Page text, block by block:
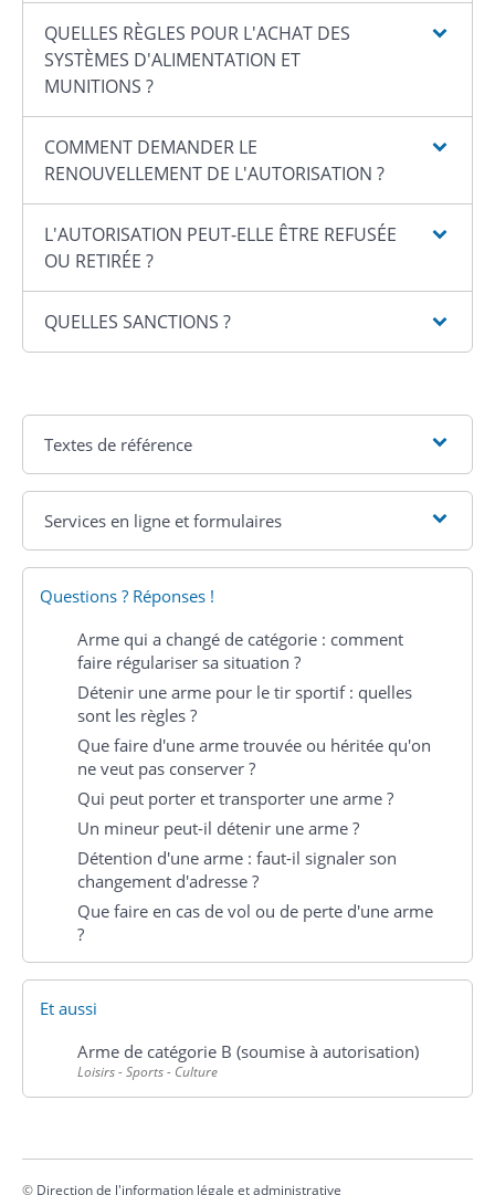
QUELLES RÈGLES POUR L'ACHAT DES
SYSTÈMES D'ALIMENTATION ET
MUNITIONS ?
COMMENT DEMANDER LE
RENOUVELLEMENT DE L'AUTORISATION ?
L'AUTORISATION PEUT-ELLE ÊTRE REFUSÉE
OU RETIRÉE ?
QUELLES SANCTIONS ?
Textes de référence
Services en ligne et formulaires
Questions ? Réponses !
Arme qui a changé de catégorie : comment
faire régulariser sa situation ?
Détenir une arme pour le tir sportif : quelles
sont les règles ?
Que faire d'une arme trouvée ou héritée qu'on
ne veut pas conserver ?
Qui peut porter et transporter une arme ?
Un mineur peut-il détenir une arme ?
Détention d'une arme : faut-il signaler son
changement d'adresse ?
Que faire en cas de vol ou de perte d'une arme
?
Et aussi
Arme de catégorie B (soumise à autorisation)
Loisirs - Sports - Culture
© Direction de l'information légale et administrative